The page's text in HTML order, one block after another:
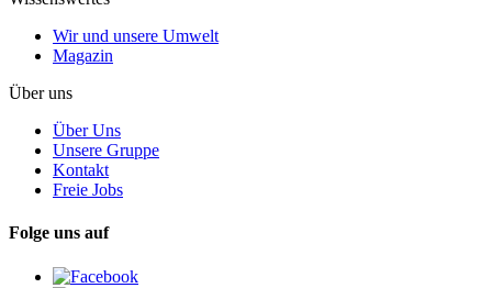
Wir und unsere Umwelt
Magazin
Über uns
Über Uns
Unsere Gruppe
Kontakt
Freie Jobs
Folge uns auf